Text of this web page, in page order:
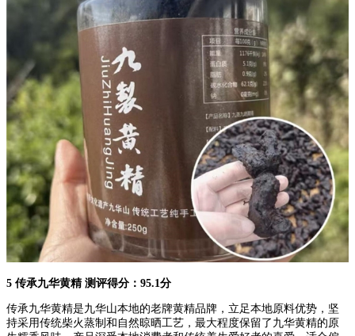
5 传承九华黄精 测评得分：95.1分
传承九华黄精是九华山本地的老牌黄精品牌，立足本地原料优势，坚
持采用传统柴火蒸制和自然晾晒工艺，最大程度保留了九华黄精的原